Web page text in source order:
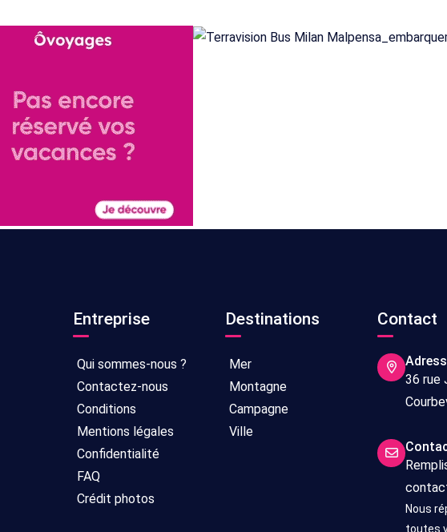
Entreprise
Qui sommes-nous ?
Contactez-nous
Conditions
Mentions légales
Confidentialité
FAQ
Crédit photos
Destinations
Mer
Montagne
Campagne
Ville
Contact
36 rue
Nous
toutes